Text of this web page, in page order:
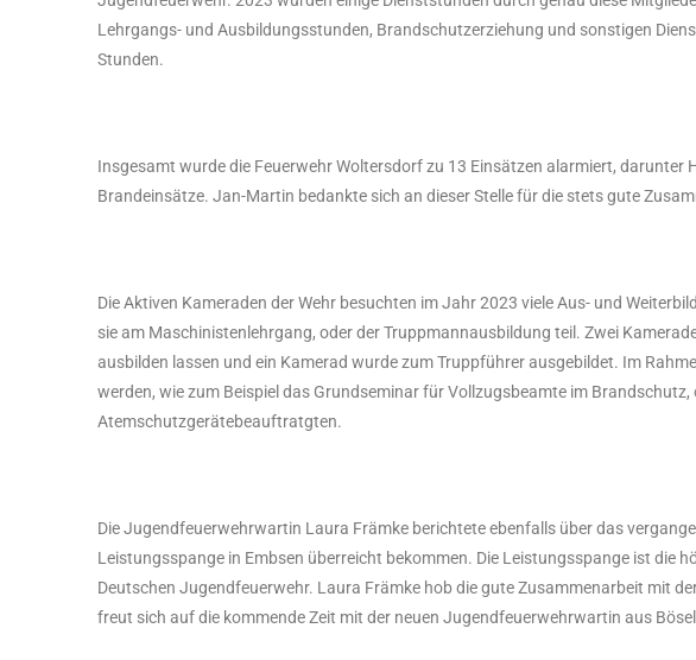
Lehrgangs- und Ausbildungsstunden, Brandschutzerziehung und sonstigen
Stunden.
Insgesamt wurde die Feuerwehr Woltersdorf zu 13 Einsätzen alarmiert, darunter
Brandeinsätze. Jan-Martin bedankte sich an dieser Stelle für die stets gute
Die Aktiven Kameraden der Wehr besuchten im Jahr 2023 viele Aus- und
sie am Maschinistenlehrgang, oder der Truppmannausbildung teil. Zwei
ausbilden lassen und ein Kamerad wurde zum Truppführer ausgebildet. Im
werden, wie zum Beispiel das Grundseminar für Vollzugsbeamte im
Atemschutzgerätebeauftratgten.
Die Jugendfeuerwehrwartin Laura Främke berichtete ebenfalls über das
Leistungsspange in Embsen überreicht bekommen. Die Leistungsspange ist die
Deutschen Jugendfeuerwehr. Laura Främke hob die gute Zusammenarbeit mit
freut sich auf die kommende Zeit mit der neuen Jugendfeuerwehrwartin aus